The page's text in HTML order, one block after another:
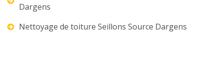
Dargens
Nettoyage de toiture Seillons Source Dargens